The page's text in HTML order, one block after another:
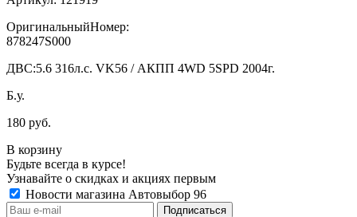
ОригинальныйНомер:
878247S000
ДВС:5.6 316л.с. VK56 / АКПП 4WD 5SPD 2004г.
Б.у.
180 руб.
В корзину
Будьте всегда в курсе!
Узнавайте о скидках и акциях первым
Новости магазина Автовыбор 96